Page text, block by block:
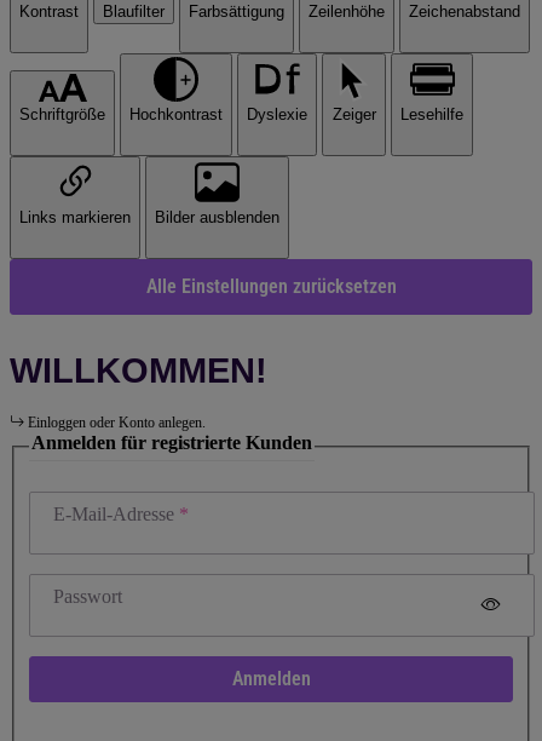
Kontrast Blaufilter Farbsättigung Zeilenhöhe Zeichenabstand
Schriftgröße Hochkontrast Dyslexie Zeiger Lesehilfe
Links markieren Bilder ausblenden
Alle Einstellungen zurücksetzen
WILLKOMMEN!
Einloggen oder Konto anlegen.
Anmelden für registrierte Kunden
E-Mail-Adresse
Passwort
Anmelden